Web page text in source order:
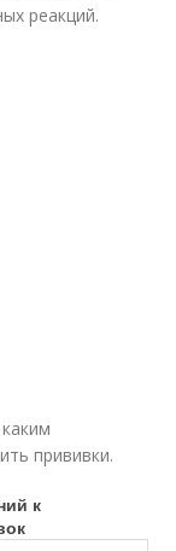
реакций.
прививки.
к